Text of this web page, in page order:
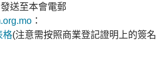
送至本會電郵
：
格(注意需按照商業登記證明上的簽名